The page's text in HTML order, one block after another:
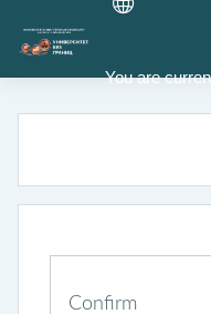
You are
Skip to main content
Confirm